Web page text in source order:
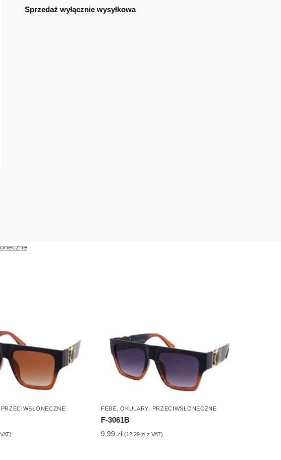
Sprzedaż wyłącznie wysyłkowa
PRZECIWSŁONECZNE FEBE,OKULARY, PRZECIWSŁONECZNE
F-3061B
9,99 zł (12,29 złz VAT)